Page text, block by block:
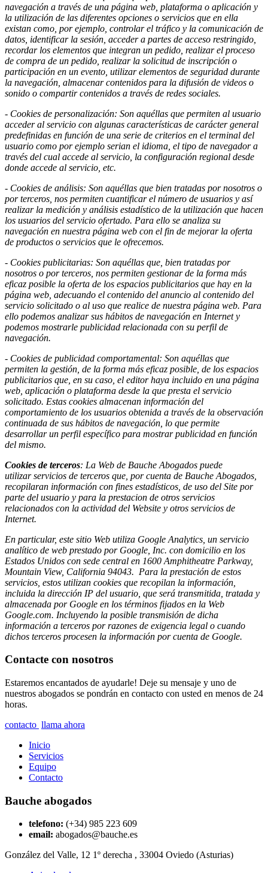
navegación a través de una página web, plataforma o aplicación y
la utilización de las diferentes opciones o servicios que en ella
existan como, por ejemplo, controlar el tráfico y la comunicación de
datos, identificar la sesión, acceder a partes de acceso restringido,
recordar los elementos que integran un pedido, realizar el proceso
de compra de un pedido, realizar la solicitud de inscripción o
participación en un evento, utilizar elementos de seguridad durante
la navegación, almacenar contenidos para la difusión de videos o
sonido o compartir contenidos a través de redes sociales.
- Cookies de personalización: Son aquéllas que permiten al usuario
acceder al servicio con algunas características de carácter general
predefinidas en función de una serie de criterios en el terminal del
usuario como por ejemplo serian el idioma, el tipo de navegador a
través del cual accede al servicio, la configuración regional desde
donde accede al servicio, etc.
- Cookies de análisis: Son aquéllas que bien tratadas por nosotros o
por terceros, nos permiten cuantificar el número de usuarios y así
realizar la medición y análisis estadístico de la utilización que hacen
los usuarios del servicio ofertado. Para ello se analiza su
navegación en nuestra página web con el fin de mejorar la oferta
de productos o servicios que le ofrecemos.
- Cookies publicitarias: Son aquéllas que, bien tratadas por
nosotros o por terceros, nos permiten gestionar de la forma más
eficaz posible la oferta de los espacios publicitarios que hay en la
página web, adecuando el contenido del anuncio al contenido del
servicio solicitado o al uso que realice de nuestra página web. Para
ello podemos analizar sus hábitos de navegación en Internet y
podemos mostrarle publicidad relacionada con su perfil de
navegación.
- Cookies de publicidad comportamental: Son aquéllas que
permiten la gestión, de la forma más eficaz posible, de los espacios
publicitarios que, en su caso, el editor haya incluido en una página
web, aplicación o plataforma desde la que presta el servicio
solicitado. Estas cookies almacenan información del
comportamiento de los usuarios obtenida a través de la observación
continuada de sus hábitos de navegación, lo que permite
desarrollar un perfil específico para mostrar publicidad en función
del mismo.
Cookies de terceros: La Web de Bauche Abogados puede
utilizar servicios de terceros que, por cuenta de Bauche Abogados,
recopilaran información con fines estadísticos, de uso del Site por
parte del usuario y para la prestacion de otros servicios
relacionados con la actividad del Website y otros servicios de
Internet.
En particular, este sitio Web utiliza Google Analytics, un servicio
analítico de web prestado por Google, Inc. con domicilio en los
Estados Unidos con sede central en 1600 Amphitheatre Parkway,
Mountain View, California 94043. Para la prestación de estos
servicios, estos utilizan cookies que recopilan la información,
incluida la dirección IP del usuario, que será transmitida, tratada y
almacenada por Google en los términos fijados en la Web
Google.com. Incluyendo la posible transmisión de dicha
información a terceros por razones de exigencia legal o cuando
dichos terceros procesen la información por cuenta de Google.
Contacte con nosotros
Estaremos encantados de ayudarle! Deje su mensaje y uno de
nuestros abogados se pondrán en contacto con usted en menos de 24
horas.
contacto llama ahora
Inicio
Servicios
Equipo
Contacto
Bauche abogados
telefono: (+34) 985 223 609
email: abogados@bauche.es
González del Valle, 12 1º derecha , 33004 Oviedo (Asturias)